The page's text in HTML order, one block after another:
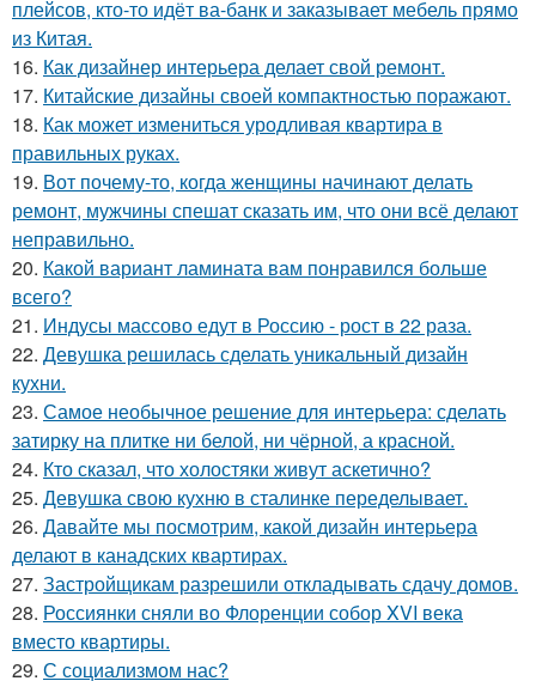
плейсов, кто-то идёт ва-банк и заказывает мебель прямо
из Китая.
16. Как дизайнер интерьера делает свой ремонт.
17. Китайские дизайны своей компактностью поражают.
18. Как может измениться уродливая квартира в
правильных руках.
19. Вот почему-то, когда женщины начинают делать
ремонт, мужчины спешат сказать им, что они всё делают
неправильно.
20. Какой вариант ламината вам понравился больше
всего?
21. Индусы массово едут в Россию - рост в 22 раза.
22. Девушка решилась сделать уникальный дизайн
кухни.
23. Самое необычное решение для интерьера: сделать
затирку на плитке ни белой, ни чёрной, а красной.
24. Кто сказал, что холостяки живут аскетично?
25. Девушка свою кухню в сталинке переделывает.
26. Давайте мы посмотрим, какой дизайн интерьера
делают в канадских квартирах.
27. Застройщикам разрешили откладывать сдачу домов.
28. Россиянки сняли во Флоренции собор XVI века
вместо квартиры.
29. С социализмом нас?